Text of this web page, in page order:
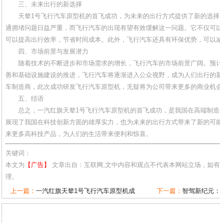
三、未来出行的新选择
天辇1号飞行汽车原型机的首飞成功，为未来的出行方式提供了新的选
通拥堵问题日益严重，而飞行汽车的出现有望有效缓解这一问题。它不仅可
可以提高出行效率，节省时间成本。此外，飞行汽车还具有环保优势，可以
四、市场前景与发展潜力
随着技术的不断进步和市场需求的增长，飞行汽车的市场前景广阔。预
善和基础设施建设的推进，飞行汽车将逐渐进入公众视野，成为人们出行的
车制造商，此次成功研发飞行汽车原型机，无疑将为公司带来更多的商业机
五、结语
总之，一汽红旗天辇1号飞行汽车原型机的首飞成功，是我国在高端制
展现了我国在科技创新方面的雄厚实力，也为未来的出行方式带来了新的可
来更多高科技产品，为人们的生活带来便利和惊喜。
关键词：
本文为 【广告】
文章出自：互联网,文中内容和观点不代表本网站立场，如
理。
上一篇： 一汽红旗天辇1号飞行汽车原型机成 下一篇： 智驾新纪元